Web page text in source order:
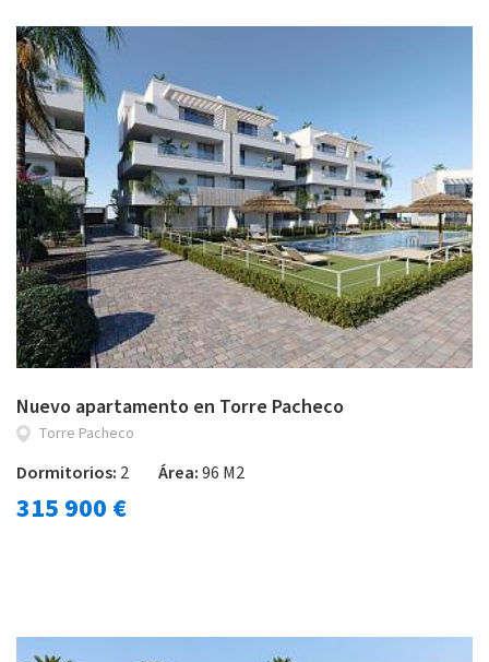
Nuevo apartamento en Torre Pacheco
Torre Pacheco
Dormitorios: 2 Área:96 M2
315 900 €